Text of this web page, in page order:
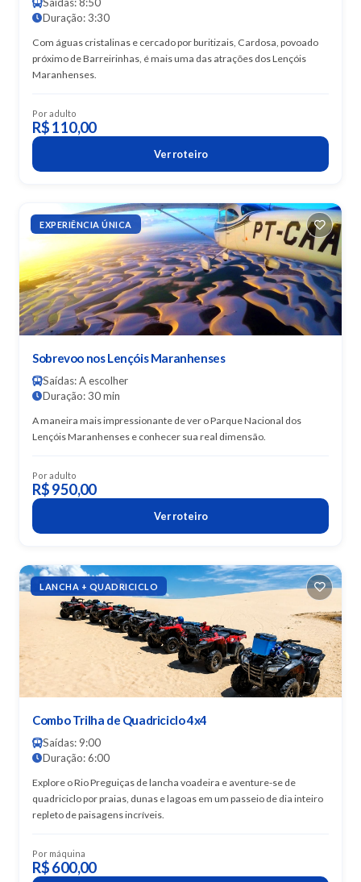
Duração: 3:30
Com águas cristalinas e cercado por buritizais, Cardosa, povoado
próximo de Barreirinhas, é mais uma das atrações dos Lençóis
Maranhenses.
Por adulto
R$ 110,00
Ver roteiro
EXPERIÊNCIA ÚNICA
Sobrevoo nos Lençóis Maranhenses
Saídas: A escolher
Duração: 30 min
A maneira mais impressionante de ver o Parque Nacional dos
Lençóis Maranhenses e conhecer sua real dimensão.
Por adulto
R$ 950,00
Ver roteiro
LANCHA + QUADRICICLO
Combo Trilha de Quadriciclo 4x4
Saídas: 9:00
Duração: 6:00
Explore o Rio Preguiças de lancha voadeira e aventure-se de
quadriciclo por praias, dunas e lagoas em um passeio de dia inteiro
repleto de paisagens incríveis.
Por máquina
R$ 600,00